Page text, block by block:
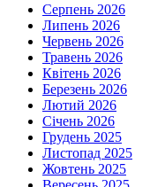
Серпень 2026
Липень 2026
Червень 2026
Травень 2026
Квітень 2026
Березень 2026
Лютий 2026
Січень 2026
Грудень 2025
Листопад 2025
Жовтень 2025